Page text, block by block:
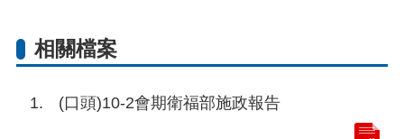
相關檔案
(口頭)10-2會期衛福部施政報告